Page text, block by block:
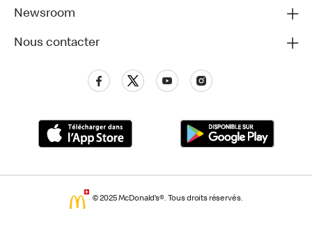
Newsroom
Nous contacter
© 2025 McDonald’s®. Tous droits réservés.